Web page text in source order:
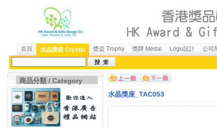
首頁 水晶獎座 Crystal 獎盃 Trophy 獎牌 Medal Logo設計 公司
商品分類 / Category
水晶獎座_TAC053